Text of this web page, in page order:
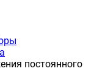
постоянного